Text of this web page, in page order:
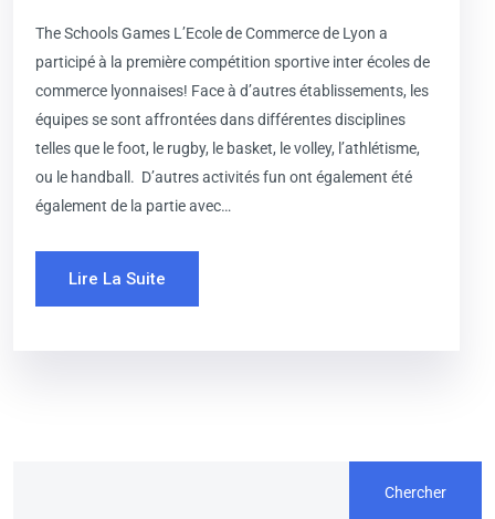
The Schools Games L’Ecole de Commerce de Lyon a
participé à la première compétition sportive inter écoles de
commerce lyonnaises! Face à d’autres établissements, les
équipes se sont affrontées dans différentes disciplines
telles que le foot, le rugby, le basket, le volley, l’athlétisme,
ou le handball. D’autres activités fun ont également été
également de la partie avec…
Lire La Suite
Chercher